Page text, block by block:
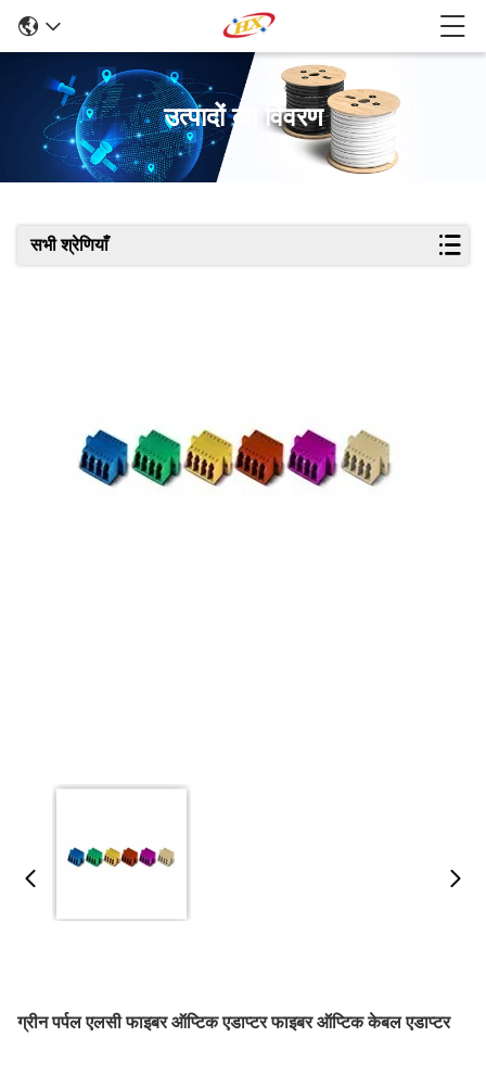
उत्पादों का विवरण
सभी श्रेणियाँ
ग्रीन पर्पल एलसी फाइबर ऑप्टिक एडाप्टर फाइबर ऑप्टिक केबल एडाप्टर